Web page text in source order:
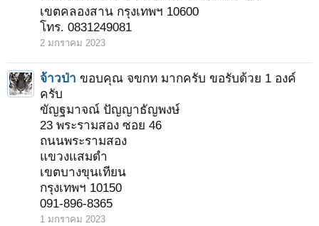
เขตคลองสาน กรุงเทพฯ 10600
โทร. 0831249081
2 มกราคม 2023
จ้าวป่า ขอบคุณ จขกท มากครับ ขอรับด้วย 1 องค์
ครับ
ขัญฐมาจณ์ ปัญญาธัญพงษ์
23 พระรามสอง ซอย 46
ถนนพระรามสอง
แขวงแสมดำ
เขตบางขุนเทียน
กรุงเทพฯ 10150
091-896-8365
1 มกราคม 2023